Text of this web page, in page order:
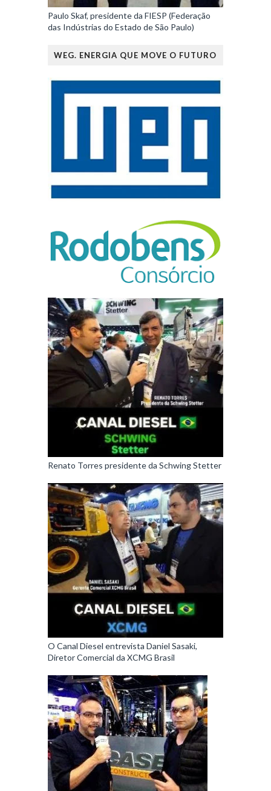
Paulo Skaf, presidente da FIESP (Federação
das Indústrias do Estado de São Paulo)
WEG. ENERGIA QUE MOVE O FUTURO
Renato Torres presidente da Schwing Stetter
O Canal Diesel entrevista Daniel Sasaki,
Diretor Comercial da XCMG Brasil